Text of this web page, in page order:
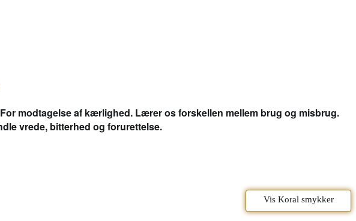
modtagelse af kærlighed. Lærer os forskellen mellem brug og misbrug.
vrede, bitterhed og forurettelse.
Vis Koral smykker